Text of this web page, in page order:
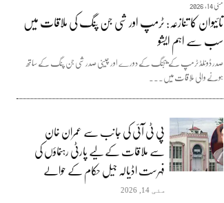
مئی 14, 2026
تائیوان کا تنازعہ: ٹرمپ اور شی جن پنگ کی ملاقات میں
سب سے اہم ایشو
صدر ڈونلڈ ٹرمپ کے بیجنگ کے دورے اور چینی صدر شی جن پنگ کے ساتھ
ہونے والی ملاقات میں...
پی ٹی آئی کی جانب سے عمران خان
سے ملاقات کے لیے پارٹی رہنماؤں کی
فہرست اڈیالہ جیل حکام کے حوالے
مئی 14, 2026